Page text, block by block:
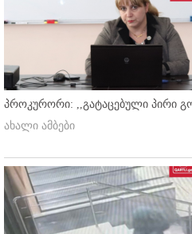
პროკურორი: ,,გატაცებული პირი
ახალი ამბები